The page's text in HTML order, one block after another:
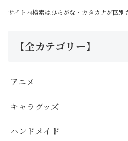
サイト内検索はひらがな・カタカナが区別
【全カテゴリー】
アニメ
キャラグッズ
ハンドメイド